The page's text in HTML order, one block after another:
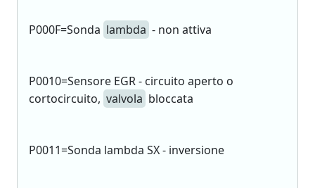
P000F=Sonda lambda - non attiva
P0010=Sensore EGR - circuito aperto o
cortocircuito, valvola bloccata
P0011=Sonda lambda SX - inversione